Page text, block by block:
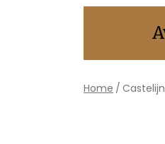
laptoptas
Home